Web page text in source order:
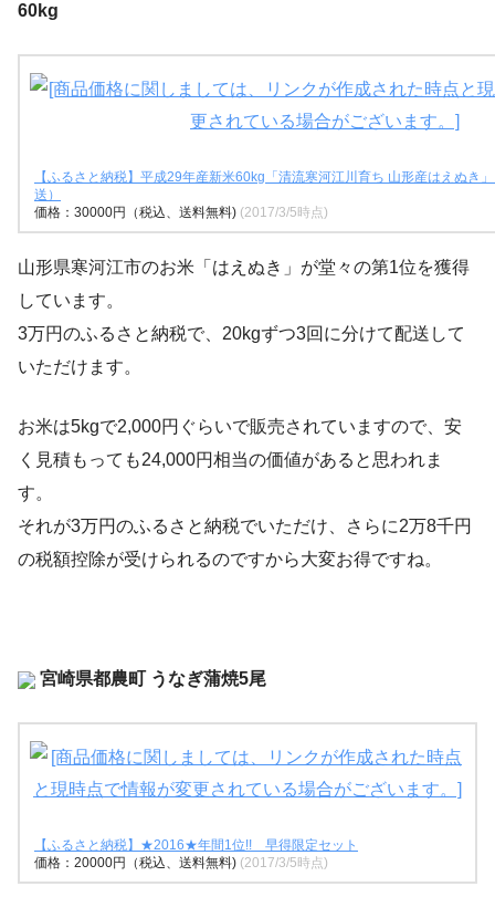
60kg
【ふるさと納税】平成29年産新米60kg「清流寒河江川育ち 山形産はえぬき
送）
価格：30000円（税込、送料無料) (2017/3/5時点)
山形県寒河江市のお米「はえぬき」が堂々の第1位を獲得
しています。
3万円のふるさと納税で、20kgずつ3回に分けて配送して
いただけます。
お米は5kgで2,000円ぐらいで販売されていますので、安
く見積もっても24,000円相当の価値があると思われま
す。
それが3万円のふるさと納税でいただけ、さらに2万8千円
の税額控除が受けられるのですから大変お得ですね。
宮崎県都農町 うなぎ蒲焼5尾
【ふるさと納税】★2016★年間1位!! 早得限定セット
価格：20000円（税込、送料無料) (2017/3/5時点)